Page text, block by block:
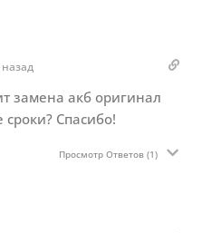
замена акб оригинал
сроки? Спасибо!
Просмотр Ответов(1)